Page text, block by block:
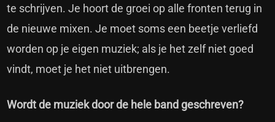
te schrijven. Je hoort de groei op alle fronten terug in
de nieuwe mixen. Je moet soms een beetje verliefd
worden op je eigen muziek; als je het zelf niet goed
vindt, moet je het niet uitbrengen.
Wordt de muziek door de hele band geschreven?